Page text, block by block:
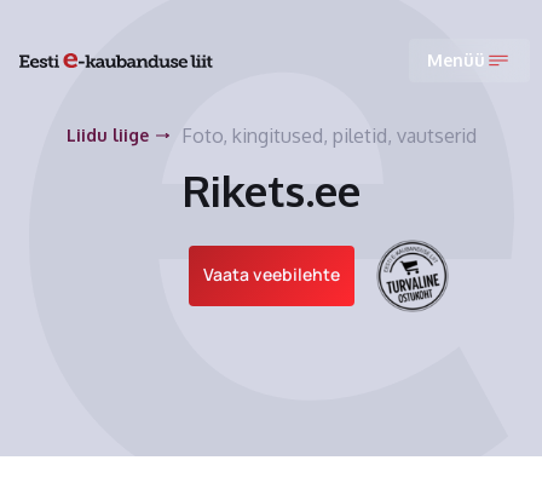
Menüü
Liidu liige Foto, kingitused, piletid, vautserid
Rikets.ee
Vaata veebilehte